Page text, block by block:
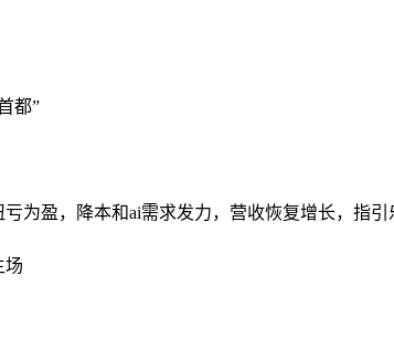
都”
为盈，降本和ai需求发力，营收恢复增长，指引
场